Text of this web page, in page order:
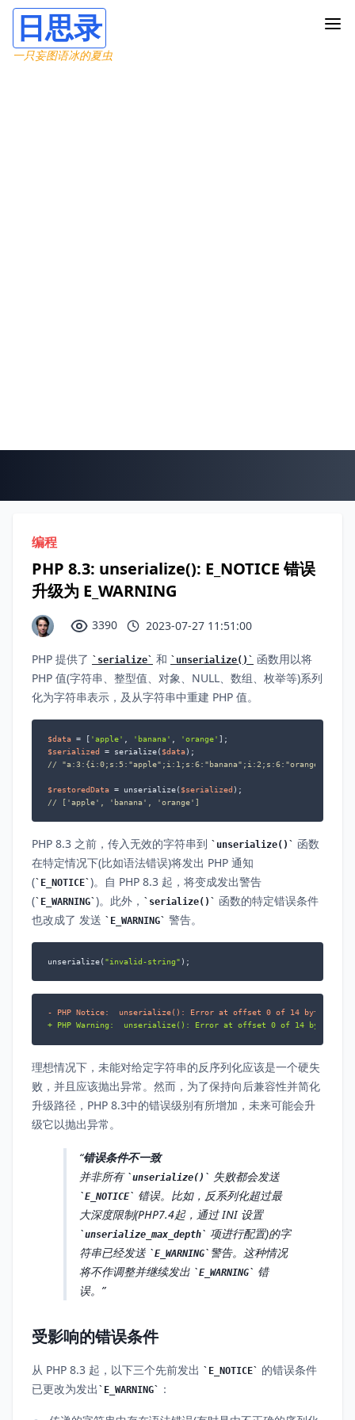
日思录
一只妄图语冰的夏虫
编程
PHP 8.3: unserialize(): E_NOTICE 错误
升级为 E_WARNING
3390 2023-07-27 11:51:00
PHP 提供了 serialize 和 unserialize()
函数用以将
PHP 值(字符串、整型值、对象、NULL、数组、枚举等)系列
化为字符串表示，及从字符串中重建 PHP 值。
$data = [ 'apple' 'banana' 'orange'
$serialized = serialize( $data
// "a:3:{i:0;s:5:"apple";i:1;s:6:"banana";i:2;s:6:"orange";}"
$restoredData = unserialize( $serialized
// ['apple', 'banana', 'orange']
PHP 8.3 之前，传入无效的字符串到 unserialize()
函数
在特定情况下(比如语法错误)将发出 PHP 通知
(
E_NOTICE )。自 PHP 8.3 起，将变成发出警告
(
E_WARNING )。此外， serialize()
函数的特定错误条件
也改成了 发送
E_WARNING 警告。
unserialize( "invalid-string" );
- PHP Notice:  unserialize(): Error at offset 0 of 14 bytes
+ PHP Warning:  unserialize(): Error at offset 0 of 14 bytes
理想情况下，未能对给定字符串的反序列化应该是一个硬失
败，并且应该抛出异常。然而，为了保持向后兼容性并简化
升级路径，PHP 8.3中的错误级别有所增加，未来可能会升
级它以抛出异常。
错误条件不一致
并非所有
unserialize() 失败都会发送
E_NOTICE
错误。比如，反系列化超过最
大深度限制(PHP7.4起，通过 INI 设置
unserialize_max_depth
项进行配置)的字
符串已经发送
E_WARNING
警告。这种情况
将不作调整并继续发出
E_WARNING
错
误。
受影响的错误条件
从 PHP 8.3 起，以下三个先前发出 E_NOTICE
的错误条件
已更改为发出
E_WARNING ：